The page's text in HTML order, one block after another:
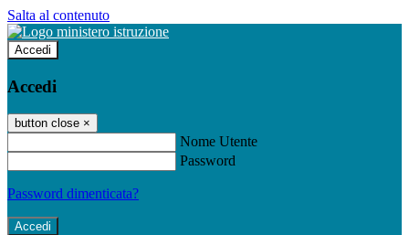
Salta al contenuto
Accedi
Accedi
button close ×
Nome Utente
Password
Password dimenticata?